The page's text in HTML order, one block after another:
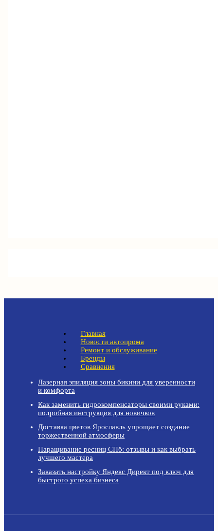
Главная
Новости автопрома
Ремонт и обслуживание
Бренды
Сравнения
Лазерная эпиляция зоны бикини для уверенности
и комфорта
Как заменить гидрокомпенсаторы своими руками:
подробная инструкция для новичков
Доставка цветов Ярославль упрощает создание
торжественной атмосферы
Наращивание ресниц СПб: отзывы и как выбрать
лучшего мастера
Заказать настройку Яндекс Директ под ключ для
быстрого успеха бизнеса